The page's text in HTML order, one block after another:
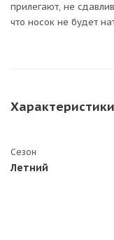
прилегают, не
что носок не будет
Характеристики
Сезон
Летний